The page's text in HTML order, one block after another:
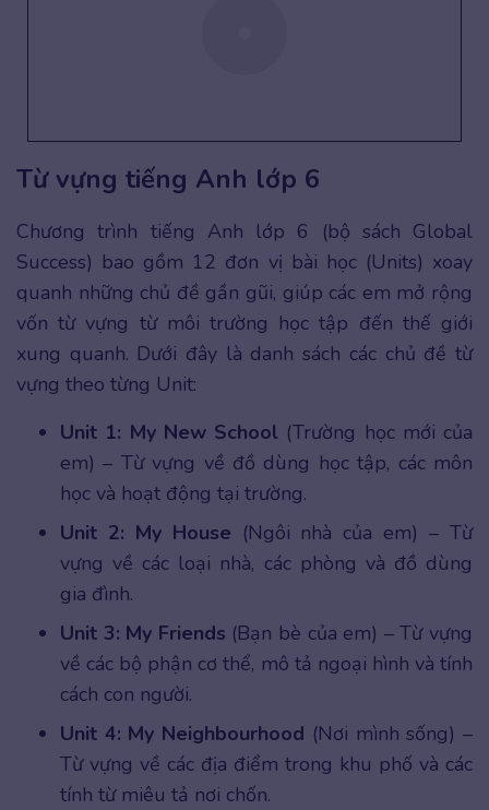
Từ vựng tiếng Anh lớp 6
Chương trình tiếng Anh lớp 6 (bộ sách Global
Success) bao gồm 12 đơn vị bài học (Units) xoay
quanh những chủ đề gần gũi, giúp các em mở rộng
vốn từ vựng từ môi trường học tập đến thế giới
xung quanh. Dưới đây là danh sách các chủ đề từ
vựng theo từng Unit:
Unit 1: My New School (Trường học mới của
em) – Từ vựng về đồ dùng học tập, các môn
học và hoạt động tại trường.
Unit 2: My House (Ngôi nhà của em) – Từ
vựng về các loại nhà, các phòng và đồ dùng
gia đình.
Unit 3: My Friends (Bạn bè của em) – Từ vựng
về các bộ phận cơ thể, mô tả ngoại hình và tính
cách con người.
Unit 4: My Neighbourhood (Nơi mình sống) –
Từ vựng về các địa điểm trong khu phố và các
tính từ miêu tả nơi chốn.